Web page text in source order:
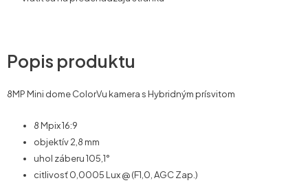
Popis produktu
8MP Mini dome ColorVu kamera s Hybridným prísvitom
8 Mpix 16:9
objektív 2,8 mm
uhol záberu 105,1°
citlivosť 0,0005 Lux @ (F1,0, AGC Zap.)